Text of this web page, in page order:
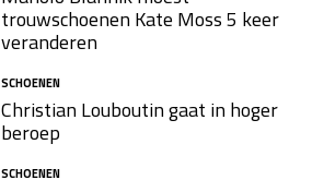
trouwschoenen Kate Moss 5 keer
veranderen
SCHOENEN
Christian Louboutin gaat in hoger
beroep
SCHOENEN